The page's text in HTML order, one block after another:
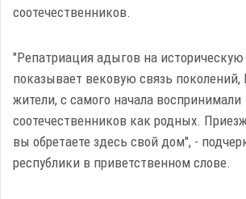
соотечественников.
"Репатриация адыгов на
показывает вековую связь
жители, с самого начала воспринимали
соотечественников как родных.
вы обретаете здесь свой дом", -
республики в приветственном слове.